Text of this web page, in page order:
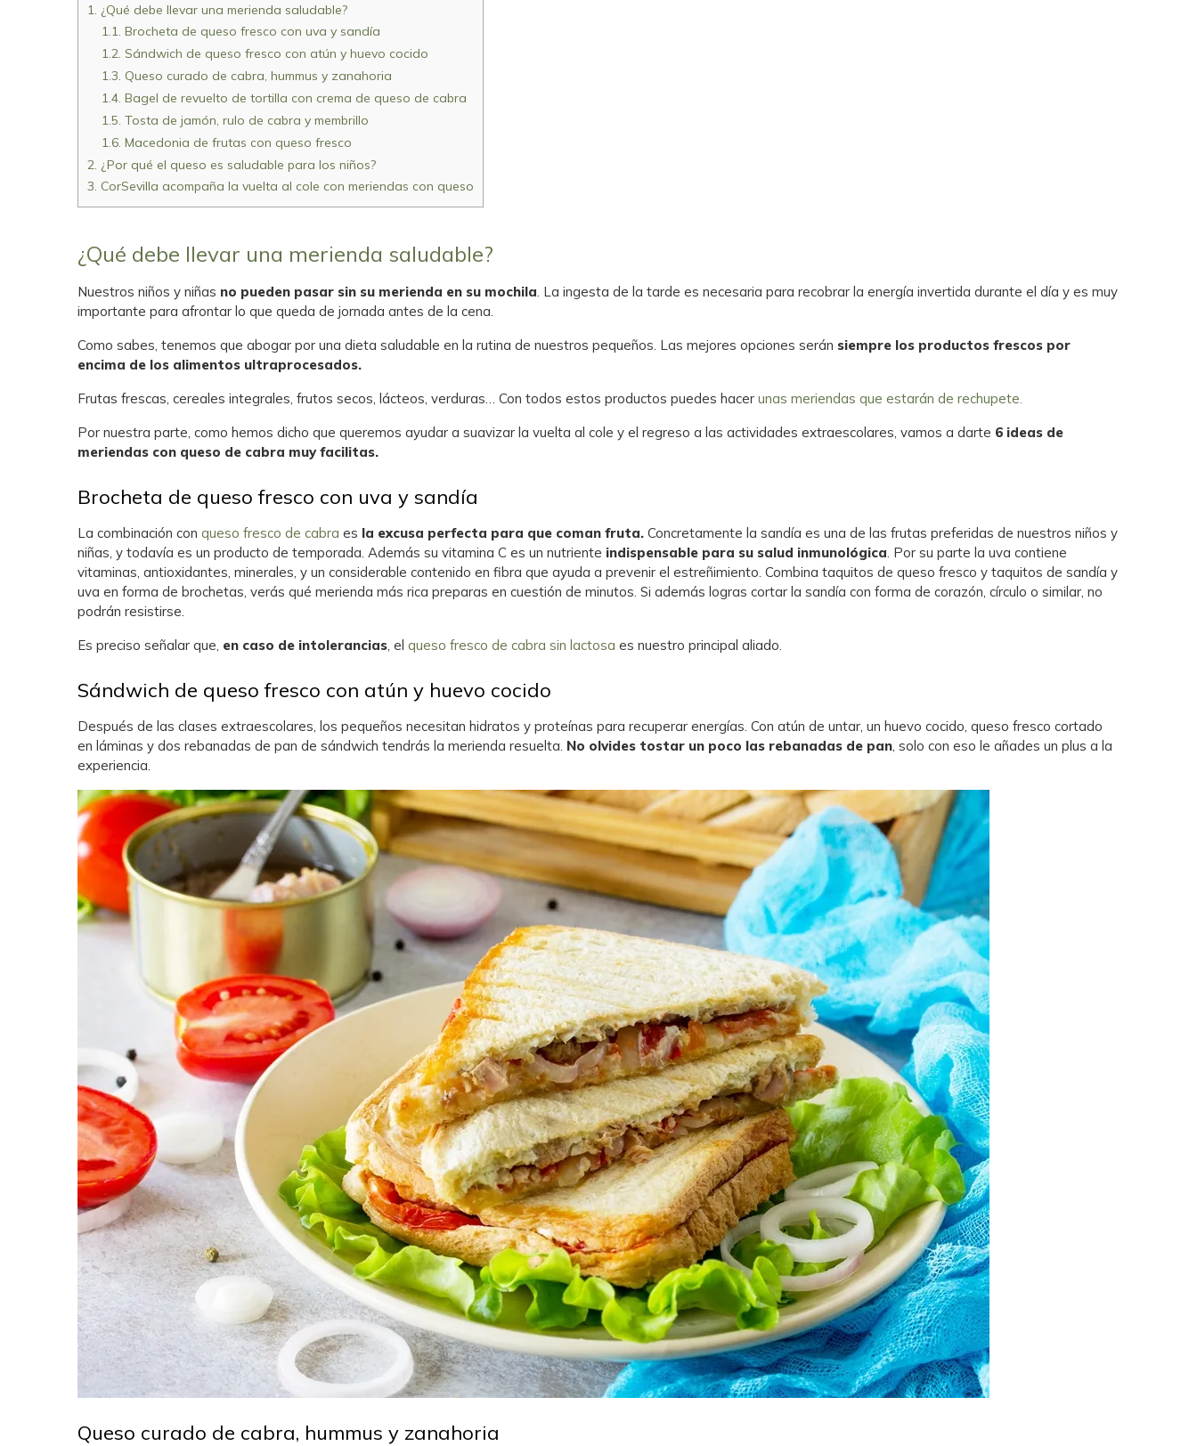
1. ¿Qué debe llevar una merienda saludable?
1.1. Brocheta de queso fresco con uva y sandía
1.2. Sándwich de queso fresco con atún y huevo cocido
1.3. Queso curado de cabra, hummus y zanahoria
1.4. Bagel de revuelto de tortilla con crema de queso de cabra
1.5. Tosta de jamón, rulo de cabra y membrillo
1.6. Macedonia de frutas con queso fresco
2. ¿Por qué el queso es saludable para los niños?
3. CorSevilla acompaña la vuelta al cole con meriendas con queso
¿Qué debe llevar una merienda saludable?
Nuestros niños y niñas no pueden pasar sin su merienda en su mochila . La ingesta de la tarde es necesaria para recobrar la energía invertida durante el día y es muy
importante para afrontar lo que queda de jornada antes de la cena.
Como sabes, tenemos que abogar por una dieta saludable en la rutina de nuestros pequeños. Las mejores opciones serán siempre los productos frescos por
encima de los alimentos ultraprocesados.
Frutas frescas, cereales integrales, frutos secos, lácteos, verduras… Con todos estos productos puedes hacerunas meriendas que estarán de rechupete.
Por nuestra parte, como hemos dicho que queremos ayudar a suavizar la vuelta al cole y el regreso a las actividades extraescolares, vamos a darte 6 ideas de
meriendas con queso de cabra muy facilitas.
Brocheta de queso fresco con uva y sandía
La combinación conqueso fresco de cabra es la excusa perfecta para que coman fruta.Concretamente la sandía es una de las frutas preferidas de nuestros niños y
niñas, y todavía es un producto de temporada. Además su vitamina C es un nutriente indispensable para su salud inmunológica . Por su parte la uva contiene
vitaminas, antioxidantes, minerales, y un considerable contenido en fibra que ayuda a prevenir el estreñimiento. Combina taquitos de queso fresco y taquitos de sandía y
uva en forma de brochetas, verás qué merienda más rica preparas en cuestión de minutos. Si además logras cortar la sandía con forma de corazón, círculo o similar, no
podrán resistirse.
Es preciso señalar que, en caso de intolerancias , elqueso fresco de cabra sin lactosa es nuestro principal aliado.
Sándwich de queso fresco con atún y huevo cocido
Después de las clases extraescolares, los pequeños necesitan hidratos y proteínas para recuperar energías. Con atún de untar, un huevo cocido, queso fresco cortado
en láminas y dos rebanadas de pan de sándwich tendrás la merienda resuelta. No olvides tostar un poco las rebanadas de pan , solo con eso le añades un plus a la
experiencia.
Queso curado de cabra, hummus y zanahoria